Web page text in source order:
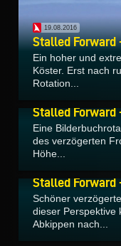
19.08.2016
Stalled Forward
Ein hoher und
Köster. Erst nach
Rotation...
Stalled Forward
Eine
des verzögerten
Höhe...
Stalled Forward
Schöner
dieser Perspektive
Abkippen nach...